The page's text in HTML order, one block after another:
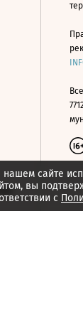
нашем сайте
вы
с